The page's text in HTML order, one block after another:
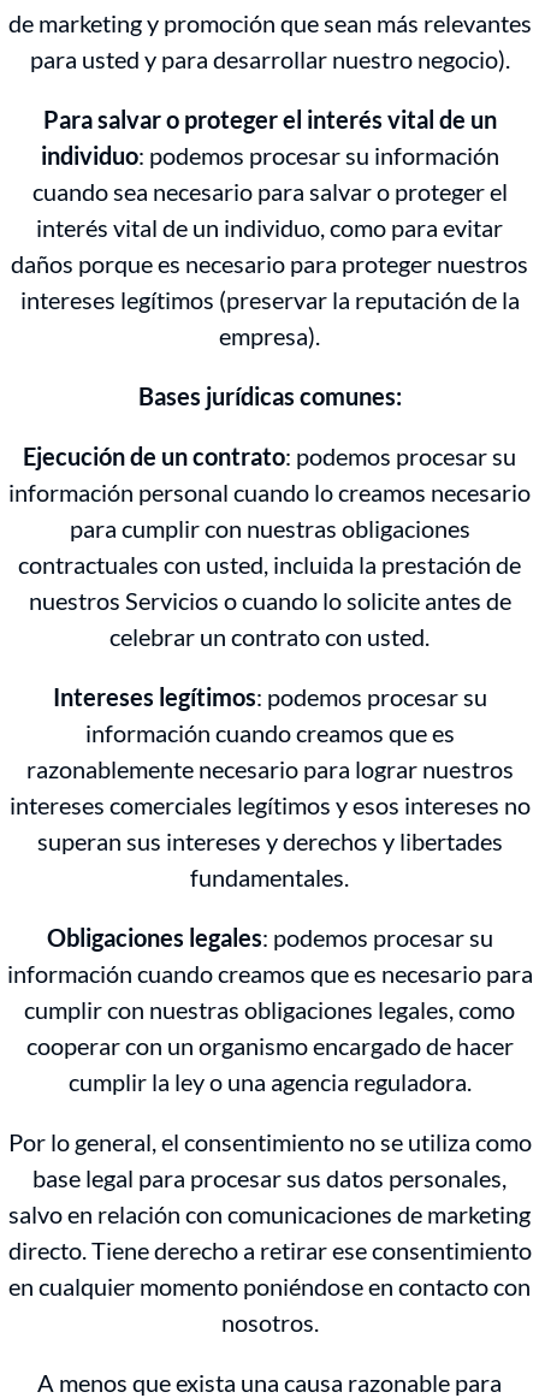
de marketing y promoción que sean más relevantes
para usted y para desarrollar nuestro negocio).
Para salvar o proteger el interés vital de un
individuo: podemos procesar su información
cuando sea necesario para salvar o proteger el
interés vital de un individuo, como para evitar
daños porque es necesario para proteger nuestros
intereses legítimos (preservar la reputación de la
empresa).
Bases jurídicas comunes:
Ejecución de un contrato: podemos procesar su
información personal cuando lo creamos necesario
para cumplir con nuestras obligaciones
contractuales con usted, incluida la prestación de
nuestros Servicios o cuando lo solicite antes de
celebrar un contrato con usted.
Intereses legítimos: podemos procesar su
información cuando creamos que es
razonablemente necesario para lograr nuestros
intereses comerciales legítimos y esos intereses no
superan sus intereses y derechos y libertades
fundamentales.
Obligaciones legales: podemos procesar su
información cuando creamos que es necesario para
cumplir con nuestras obligaciones legales, como
cooperar con un organismo encargado de hacer
cumplir la ley o una agencia reguladora.
Por lo general, el consentimiento no se utiliza como
base legal para procesar sus datos personales,
salvo en relación con comunicaciones de marketing
directo. Tiene derecho a retirar ese consentimiento
en cualquier momento poniéndose en contacto con
nosotros.
A menos que exista una causa razonable para